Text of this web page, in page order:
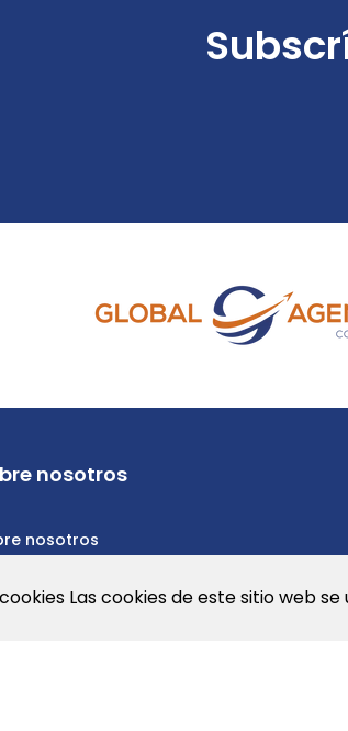
nosotros
nosotros
de privacidad
Las cookies de este sitio web